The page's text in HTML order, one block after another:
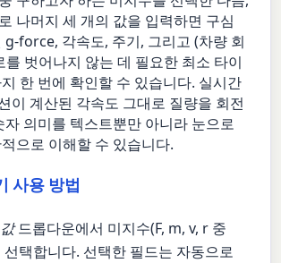
나머지 세 개의 값을 입력하면 구심
g-force, 각속도, 주기, 그리고 (차량 회
를 벗어나지 않는 데 필요한 최소 타이
한 번에 확인할 수 있습니다. 실시간
이 계산된 각속도 그대로 질량을 회전
자 의미를 텍스트뿐만 아니라 눈으로
으로 이해할 수 있습니다.
사용 방법
드롭다운에서 미지수(F, m, v, r 중
선택합니다. 선택한 필드는 자동으로